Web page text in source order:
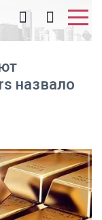
назвало